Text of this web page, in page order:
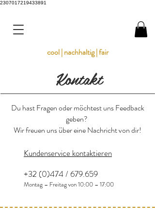
2307017219433891
cool | nachhaltig | fair
Kontakt
Du hast Fragen oder möchtest uns Feedback
geben?
Wir freuen uns über eine Nachricht von dir!
Kundenservice kontaktieren
+32 (0)474 / 679.659
Montag – Freitag von 10:00 – 17:00